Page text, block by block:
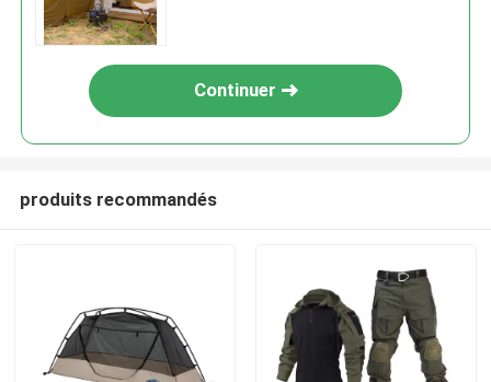
Continuer
produits recommandés